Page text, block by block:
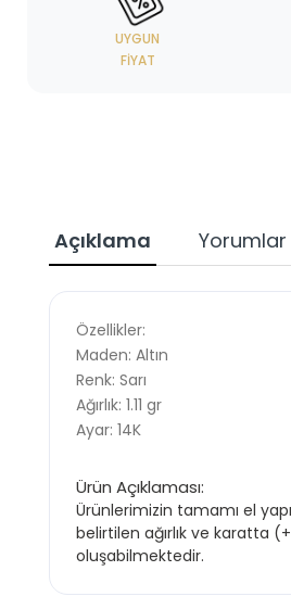
UYGUN
FIYAT
Açıklama Yorumlar
Özellikler:
Maden: Altın
Renk: Sarı
Ağırlık: 1.11 gr
Ayar: 14K
Ürün Açıklaması:
Ürünlerimizin tamamı el
belirtilen ağırlık ve karatta
oluşabilmektedir.